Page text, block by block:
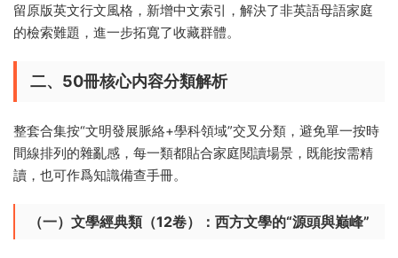
留原版英文行文風格，新增中文索引，解決了非英語母語家庭
的檢索難題，進一步拓寬了收藏群體。
二、50冊核心内容分類解析
整套合集按“文明發展脈絡+學科領域”交叉分類，避免單一按時
間線排列的雜亂感，每一類都貼合家庭閱讀場景，既能按需精
讀，也可作爲知識備查手冊。
（一）文學經典類（12卷）：西方文學的“源頭與巅峰”